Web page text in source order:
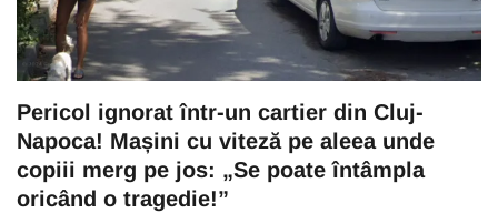
Pericol ignorat într-un cartier din Cluj-
Napoca! Mașini cu viteză pe aleea unde
copiii merg pe jos: „Se poate întâmpla
oricând o tragedie!”